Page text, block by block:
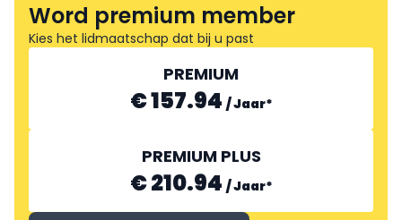
Word premium member
Kies het lidmaatschap dat bij u past
PREMIUM
€ 157.94 /Jaar*
PREMIUM PLUS
€ 210.94 /Jaar*